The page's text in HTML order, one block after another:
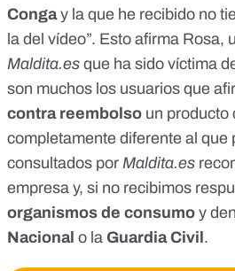
Congay la que he recibido no
la del vídeo”. Esto afirma Rosa,
Maldita.es que ha sido víctima
son muchos los usuarios que
contra reembolso un producto
completamente diferente al que
consultados por Maldita.es
empresa y, si no recibimos
organismos de consumo y
Nacional o la Guardia Civil .